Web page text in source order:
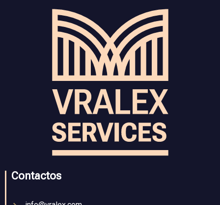
Contactos